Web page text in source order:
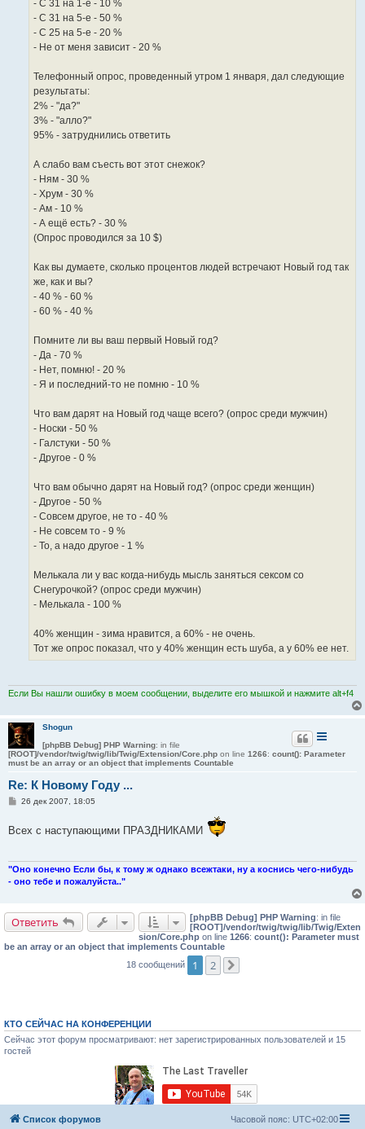
- С 31 на 1-е - 10 %
- С 31 на 5-е - 50 %
- С 25 на 5-е - 20 %
- Не от меня зависит - 20 %
Телефонный опрос, проведенный утром 1 января, дал следующие
результаты:
2% - "да?"
3% - "алло?"
95% - затруднились ответить
А слабо вам съесть вот этот снежок?
- Ням - 30 %
- Хрум - 30 %
- Ам - 10 %
- А ещё есть? - 30 %
(Опрос проводился за 10 $)
Как вы думаете, сколько процентов людей встречают Новый год так
же, как и вы?
- 40 % - 60 %
- 60 % - 40 %
Помните ли вы ваш первый Новый год?
- Да - 70 %
- Нет, помню! - 20 %
- Я и последний-то не помню - 10 %
Что вам дарят на Новый год чаще всего? (опрос среди мужчин)
- Носки - 50 %
- Галстуки - 50 %
- Другое - 0 %
Что вам обычно дарят на Новый год? (опрос среди женщин)
- Другое - 50 %
- Совсем другое, не то - 40 %
- Не совсем то - 9 %
- То, а надо другое - 1 %
Мелькала ли у вас когда-нибудь мысль заняться сексом со
Снегурочкой? (опрос среди мужчин)
- Мелькала - 100 %
40% женщин - зима нравится, а 60% - не очень.
Тот же опрос показал, что у 40% женщин есть шуба, а у 60% ее нет.
Если Вы нашли ошибку в моем сообщении, выделите его мышкой и нажмите alt+f4
Shogun
[phpBB Debug] PHP Warning: in file
[ROOT]/vendor/twig/twig/lib/Twig/Extension/Core.php on line 1266: count(): Parameter
must be an array or an object that implements Countable
Re: К Новому Году ...
С
б
и
е
26 дек 2007, 18:05
Всех с наступающими ПРАЗДНИКАМИ
"Оно конечно Если бы, к тому ж однако всежтаки, ну а коснись чего-нибудь
- оно тебе и пожалуйста.."
Ответить [phpBB Debug] PHP Warning: in file
[ROOT]/vendor/twig/twig/lib/Twig/Exten
sion/Core.php on line 1266: count(): Parameter must
be an array or an object that implements Countable
18 сообщений
1 2
КТО СЕЙЧАС НА КОНФЕРЕНЦИИ
Сейчас этот форум просматривают: нет зарегистрированных пользователей и 15
гостей
Список форумов Часовой пояс: UTC+02:00